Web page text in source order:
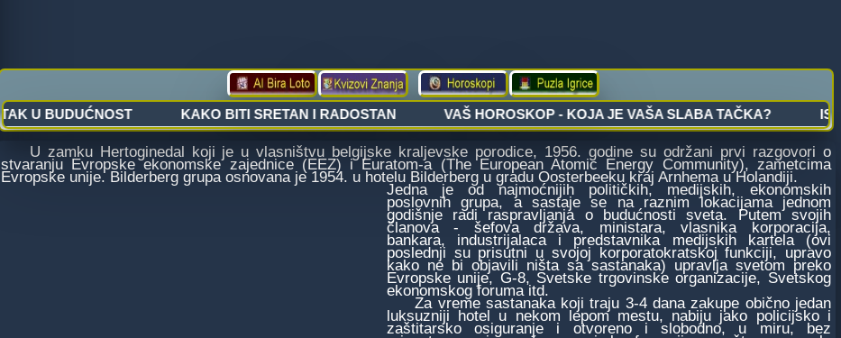
U zamku Hertoginedal koji je u vlasništvu belgijske kraljevske porodice, 1956. godine su održani prvi razgovori o
stvaranju Evropske ekonomske zajednice (EEZ) i Euratom-a (The European Atomic Energy Community), zametcima
Evropske unije. Bilderberg grupa osnovana je 1954. u hotelu Bilderberg u gradu Oosterbeeku kraj Arnhema u Holandiji.
Jedna je od najmoćnijih političkih, medijskih, ekonomskih
poslovnih grupa, a sastaje se na raznim lokacijama jednom
godišnje radi raspravljanja o budućnosti sveta. Putem svojih
članova - šefova država, ministara, vlasnika korporacija,
bankara, industrijalaca i predstavnika medijskih kartela (ovi
poslednji su prisutni u svojoj korporatokratskoj funkciji, upravo
kako ne bi objavili ništa sa sastanaka) upravlja svetom preko
Evropske unije, G-8, Svetske trgovinske organizacije, Svetskog
ekonomskog foruma itd.
Za vreme sastanaka koji traju 3-4 dana zakupe obično jedan
luksuzniji hotel u nekom lepom mestu, nabiju jako policijsko i
zaštitarsko osiguranje i otvoreno i slobodno, u miru, bez